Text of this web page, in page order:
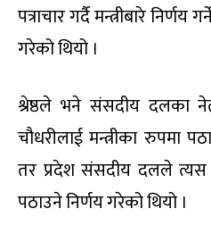
पत्राचार गर्दै मन्त्रीबारे निर्णय
गरेको थियो ।
श्रेष्ठले भने संसदीय दलका
चौधरीलाई मन्त्रीका रुपमा
तर प्रदेश संसदीय दलले त्यस
पठाउने निर्णय गरेको थियो ।